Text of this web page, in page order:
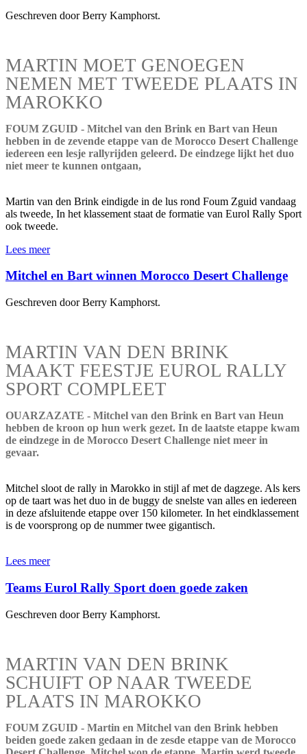
Geschreven door Berry Kamphorst.
MARTIN MOET GENOEGEN
NEMEN MET TWEEDE PLAATS IN
MAROKKO
FOUM ZGUID - Mitchel van den Brink en Bart van Heun
hebben in de zevende etappe van de Morocco Desert Challenge
iedereen een lesje rallyrijden geleerd. De eindzege lijkt het duo
niet meer te kunnen ontgaan,
Martin van den Brink eindigde in de lus rond Foum Zguid vandaag
als tweede, In het klassement staat de formatie van Eurol Rally Sport
ook tweede.
Lees meer
Mitchel en Bart winnen Morocco Desert Challenge
Geschreven door Berry Kamphorst.
MARTIN VAN DEN BRINK
MAAKT FEESTJE EUROL RALLY
SPORT COMPLEET
OUARZAZATE - Mitchel van den Brink en Bart van Heun
hebben de kroon op hun werk gezet. In de laatste etappe kwam
de eindzege in de Morocco Desert Challenge niet meer in
gevaar.
Mitchel sloot de rally in Marokko in stijl af met de dagzege. Als kers
op de taart was het duo in de buggy de snelste van alles en iedereen
in deze afsluitende etappe over 150 kilometer. In het eindklassement
is de voorsprong op de nummer twee gigantisch.
Lees meer
Teams Eurol Rally Sport doen goede zaken
Geschreven door Berry Kamphorst.
MARTIN VAN DEN BRINK
SCHUIFT OP NAAR TWEEDE
PLAATS IN MAROKKO
FOUM ZGUID - Martin en Mitchel van den Brink hebben
beiden goede zaken gedaan in de zesde etappe van de Morocco